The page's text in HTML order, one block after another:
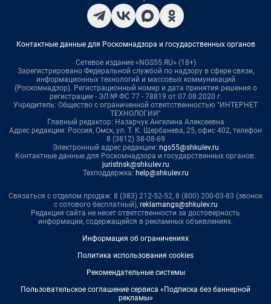
Контактные данные для Роскомнадзора и государственных органов
Сетевое издание «NGS55.RU» (18+)
Зарегистрировано Федеральной службой по надзору в сфере связи,
информационных технологий и массовых коммуникаций
(Роскомнадзор). Регистрационный номер и дата принятия решения о
регистрации - ЭЛ № ФС 77 - 78819 от 07.08.2020 г.
Учредитель: Общество с ограниченной ответственностью "ИНТЕРНЕТ
ТЕХНОЛОГИИ"
Главный редактор: Назарчук Ангелина Алексеевна
Адрес редакции: Россия, Омск, ул. Т. К. Щербанева, 25, офис 402, телефон
8 (3812) 38-08-69
Электронный адрес редакции: ngs55@shkulev.ru
Контактные данные для Роскомнадзора и государственных органов:
juristnsk@shkulev.ru
Техподдержка: help@shkulev.ru
Связаться с отделом продаж: 8 (383) 212-52-52, 8 (800) 200-03-83 (звонок
с сотового бесплатный), reklamangs@shkulev.ru
Редакция сайта не несет ответственности за достоверность
информации, содержащейся в рекламных объявлениях.
Информация об ограничениях
Политика использования cookies
Рекомендательные системы
Пользовательское соглашение сервиса «Подписка без баннерной
рекламы»